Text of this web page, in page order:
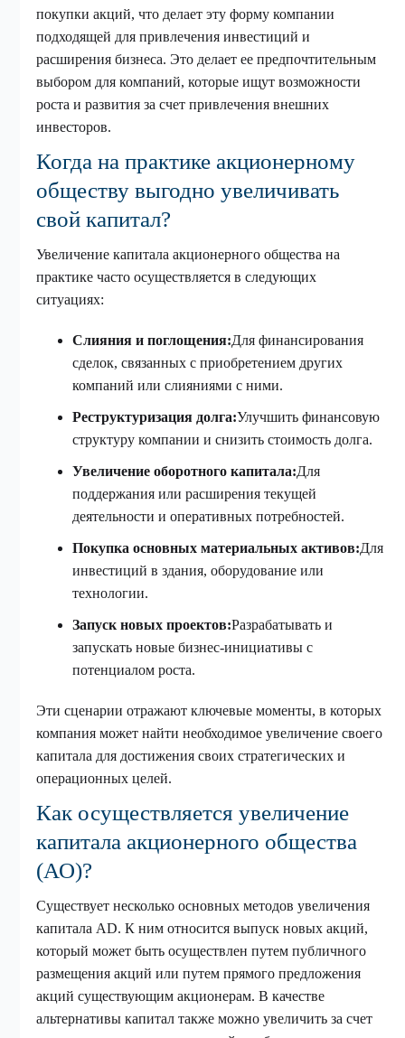
покупки акций, что делает эту форму компании
подходящей для привлечения инвестиций и
расширения бизнеса. Это делает ее предпочтительным
выбором для компаний, которые ищут возможности
роста и развития за счет привлечения внешних
инвесторов.
Когда на практике акционерному
обществу выгодно увеличивать
свой капитал?
Увеличение капитала акционерного общества на
практике часто осуществляется в следующих
ситуациях:
Слияния и поглощения:Для финансирования
сделок, связанных с приобретением других
компаний или слияниями с ними.
Реструктуризация долга:Улучшить финансовую
структуру компании и снизить стоимость долга.
Увеличение оборотного капитала:Для
поддержания или расширения текущей
деятельности и оперативных потребностей.
Покупка основных материальных активов:Для
инвестиций в здания, оборудование или
технологии.
Запуск новых проектов:Разрабатывать и
запускать новые бизнес-инициативы с
потенциалом роста.
Эти сценарии отражают ключевые моменты, в которых
компания может найти необходимое увеличение своего
капитала для достижения своих стратегических и
операционных целей.
Как осуществляется увеличение
капитала акционерного общества
(АО)?
Существует несколько основных методов увеличения
капитала AD. К ним относится выпуск новых акций,
который может быть осуществлен путем публичного
размещения акций или путем прямого предложения
акций существующим акционерам. В качестве
альтернативы капитал также можно увеличить за счет